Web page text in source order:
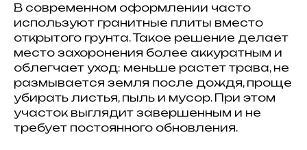
В современном оформлении часто
используют гранитные плиты вместо
открытого грунта. Такое решение делает
место захоронения более аккуратным и
облегчает уход: меньше растет трава, не
размывается земля после дождя, проще
убирать листья, пыль и мусор. При этом
участок выглядит завершенным и не
требует постоянного обновления.